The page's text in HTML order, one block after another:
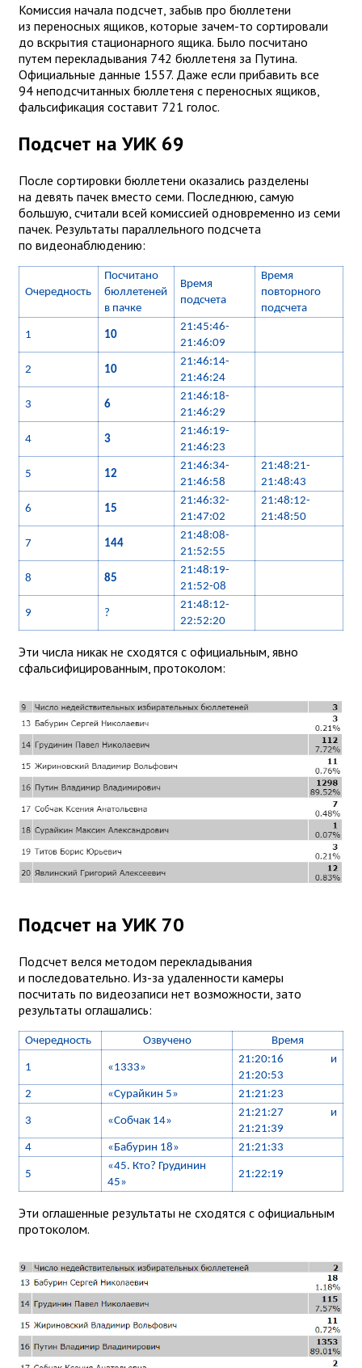
Комиссия начала подсчет, забыв про бюллетени
из переносных ящиков, которые зачем-то сортировали
до вскрытия стационарного ящика. Было посчитано
путем перекладывания 742 бюллетеня за Путина.
Официальные данные 1557. Даже если прибавить все
94 неподсчитанных бюллетеня с переносных ящиков,
фальсификация составит 721 голос.
Подсчет на УИК 69
После сортировки бюллетени оказались разделены
на девять пачек вместо семи. Последнюю, самую
большую, считали всей комиссией одновременно из семи
пачек. Результаты параллельного подсчета
по видеонаблюдению:
Очередность
Посчитано
бюллетеней
в пачке
Время
подсчета
Время
повторного
подсчета
1 10
21:45:46-
21:46:09
2 10
21:46:14-
21:46:24
3 6
21:46:18-
21:46:29
4 3
21:46:19-
21:46:23
5 12
21:46:34-
21:46:58
21:48:21-
21:48:43
6 15
21:46:32-
21:47:02
21:48:12-
21:48:50
7 144
21:48:08-
21:52:55
8 85
21:48:19-
21:52-08
9 ?
21:48:12-
22:52:20
Эти числа никак не сходятся с официальным, явно
сфальсифицированным, протоколом:
Подсчет на УИК 70
Подсчет велся методом перекладывания
и последовательно. Из-за удаленности камеры
посчитать по видеозаписи нет возможности, зато
результаты оглашались:
Очередность Озвучено Время
1 «1333»
21:20:16 и
21:20:53
2
«Сурайкин 5» 21:21:23
3 «Собчак 14»
21:21:27 и
21:21:39
4
«Бабурин 18» 21:21:33
5
«45. Кто? Грудинин
45»
21:22:19
Эти оглашенные результаты не сходятся с официальным
протоколом.